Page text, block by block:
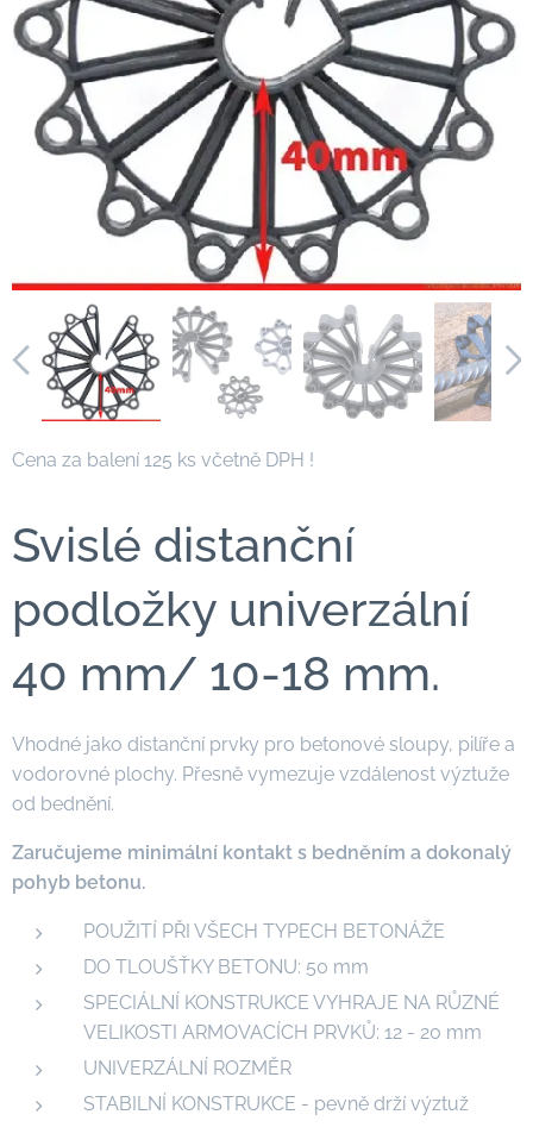
Cena za balení 125 ks včetně DPH !
Svislé distanční
podložky univerzální
40 mm/ 10-18 mm.
Vhodné jako distanční prvky pro betonové sloupy, pilíře a
vodorovné plochy. Přesně vymezuje vzdálenost výztuže
od bednění.
Zaručujeme minimální kontakt s bedněním a dokonalý
pohyb betonu.
POUŽITÍ PŘI VŠECH TYPECH BETONÁŽE
DO TLOUŠŤKY BETONU: 50 mm
SPECIÁLNÍ KONSTRUKCE VYHRAJE NA RŮZNÉ
VELIKOSTI ARMOVACÍCH PRVKŮ: 12 - 20 mm
UNIVERZÁLNÍ ROZMĚR
STABILNÍ KONSTRUKCE - pevně drží výztuž